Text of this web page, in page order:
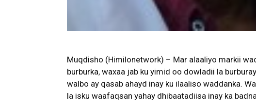
Muqdisho (Himilonetwork) – Mar alaaliyo markii
burburka, waxaa jab ku yimid oo dowladii la
walbo ay qasab ahayd inay ku ilaaliso waddanka.
la isku waafaqsan yahay dhibaatadiisa inay ka